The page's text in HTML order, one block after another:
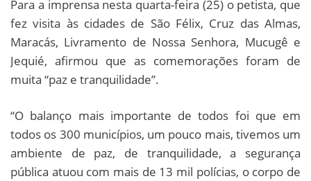
Para a imprensa nesta quarta-feira (25) o petista, que
fez visita às cidades de São Félix, Cruz das Almas,
Maracás, Livramento de Nossa Senhora, Mucugê e
Jequié, afirmou que as comemorações foram de
muita “paz e tranquilidade”.
“O balanço mais importante de todos foi que em
todos os 300 municípios, um pouco mais, tivemos um
ambiente de paz, de tranquilidade, a segurança
pública atuou com mais de 13 mil polícias, o corpo de